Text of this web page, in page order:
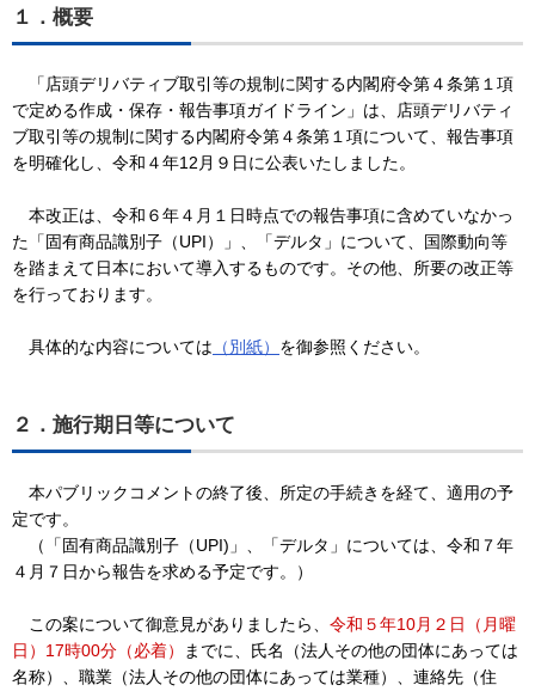
１．概要
「店頭デリバティブ取引等の規制に関する内閣府令第４条第１項
で定める作成・保存・報告事項ガイドライン」は、店頭デリバティ
ブ取引等の規制に関する内閣府令第４条第１項について、報告事項
を明確化し、令和４年12月９日に公表いたしました。
本改正は、令和６年４月１日時点での報告事項に含めていなかっ
た「固有商品識別子（UPI）」、「デルタ」について、国際動向等
を踏まえて日本において導入するものです。その他、所要の改正等
を行っております。
具体的な内容については （別紙） を御参照ください。
２．施行期日等について
本パブリックコメントの終了後、所定の手続きを経て、適用の予
定です。
（「固有商品識別子（UPI)」、「デルタ」については、令和７年
４月７日から報告を求める予定です。）
この案について御意見がありましたら、 令和５年10月２日（月曜
日）17時00分（必着）
までに、氏名（法人その他の団体にあっては
名称）、職業（法人その他の団体にあっては業種）、連絡先（住